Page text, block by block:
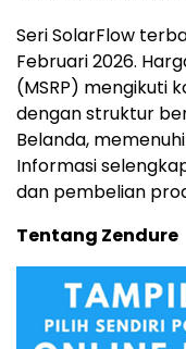
Seri SolarFlow
Februari 2026.
(MSRP) mengikuti
dengan struktur
Belanda,
Informasi
dan pembelian
Tentang Zendure